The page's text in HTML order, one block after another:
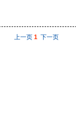
上一页 1 下一页